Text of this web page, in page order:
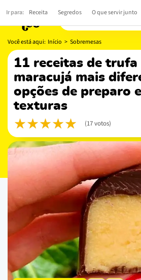
Você está aqui: Início > Sobremesas
11 receitas de trufa de
maracujá mais
opções de preparo
texturas
(17 votos)
Ir para: Receita Segredos O que servir junto